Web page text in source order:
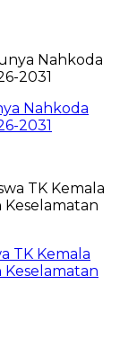
Nahkoda
2031
TK Kemala
Keselamatan